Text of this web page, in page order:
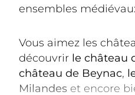
ensembles
Vous aimez les
découvrir le château
château de Beynac,
Milandes et encore